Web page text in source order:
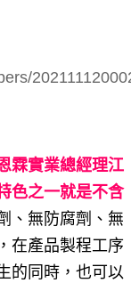
霖實業總經理江
色之一就是不含
、無防腐劑、無
在產品製程工序
的同時，也可以